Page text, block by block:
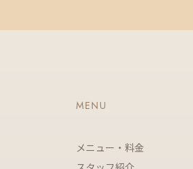
MENU
メニュー・料金